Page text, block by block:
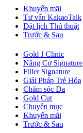
Khuyến mãi
Tư vấn KakaoTalk
Đặt lịch Thủ thuật
Trước & Sau
Gold J Clinic
Nâng Cơ Signature
Filler Signature
Giải Pháp Trẻ Hóa
Chăm sóc Da
Gold Cut
Chuyên mục
Khuyến mãi
Trước & Sau